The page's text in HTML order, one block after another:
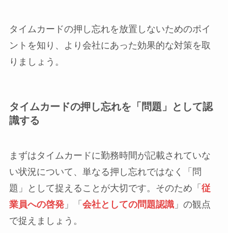
タイムカードの押し忘れを放置しないためのポイ
ントを知り、より会社にあった効果的な対策を取
りましょう。
タイムカードの押し忘れを「問題」として認
識する
まずはタイムカードに勤務時間が記載されていな
い状況について、単なる押し忘れではなく「問
題」として捉えることが大切です。そのため「 従
業員への啓発」「 会社としての問題認識」の観点
で捉えましょう。